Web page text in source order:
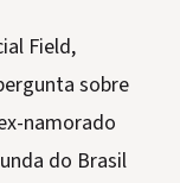
Field,
sobre
namorado
do Brasil